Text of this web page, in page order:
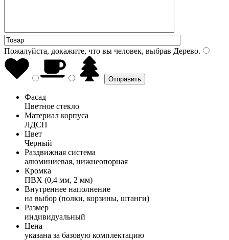
Пожалуйста, докажите, что вы человек, выбрав Дерево.
Фасад
Цветное стекло
Материал корпуса
ЛДСП
Цвет
Черный
Раздвижная система
алюминиевая, нижнеопорная
Кромка
ПВХ (0,4 мм, 2 мм)
Внутреннее наполнение
на выбор (полки, корзины, штанги)
Размер
индивидуальный
Цена
указана за базовую комплектацию